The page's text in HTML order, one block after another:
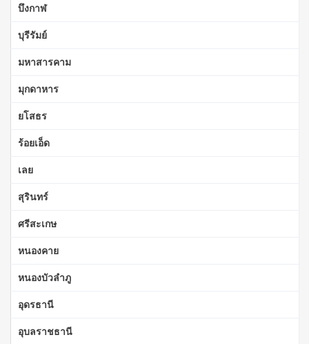
บึงกาฬ
บุรีรัมย์
มหาสารคาม
มุกดาหาร
ยโสธร
ร้อยเอ็ด
เลย
สุรินทร์
ศรีสะเกษ
หนองคาย
หนองบัวลำภู
อุดรธานี
อุบลราชธานี